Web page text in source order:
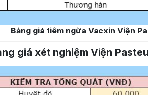
Bảng giá tiêm ngừa Vacxin Viện
giá xét nghiệm Viện